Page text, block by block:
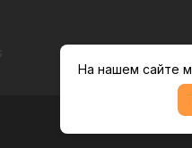
На нашем сайте